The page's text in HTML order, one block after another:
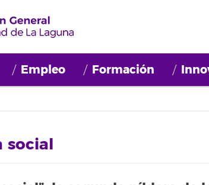
Empleo Formación
social